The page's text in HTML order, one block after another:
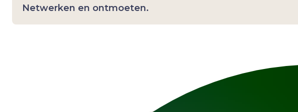
Netwerken en ontmoeten.